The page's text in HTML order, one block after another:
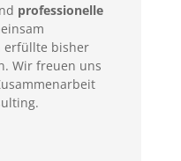
professionelle
erfüllte bisher
Wir freuen uns